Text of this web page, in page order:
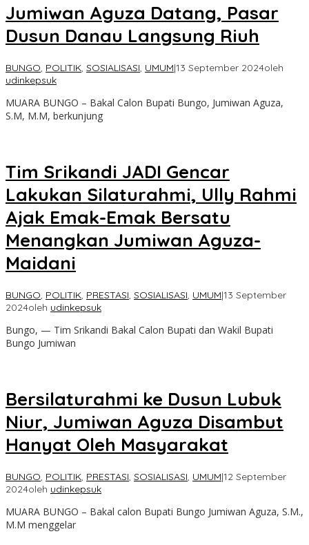
Jumiwan Aguza Datang, Pasar
Dusun Danau Langsung Riuh
BUNGO, POLITIK, SOSIALISASI, UMUM|13 September 2024oleh
udinkepsuk
MUARA BUNGO – Bakal Calon Bupati Bungo, Jumiwan Aguza,
S.M, M.M, berkunjung
Tim Srikandi JADI Gencar
Lakukan Silaturahmi, Ully Rahmi
Ajak Emak-Emak Bersatu
Menangkan Jumiwan Aguza-
Maidani
BUNGO, POLITIK, PRESTASI, SOSIALISASI, UMUM|13 September
2024oleh udinkepsuk
Bungo, — Tim Srikandi Bakal Calon Bupati dan Wakil Bupati
Bungo Jumiwan
Bersilaturahmi ke Dusun Lubuk
Niur, Jumiwan Aguza Disambut
Hanyat Oleh Masyarakat
BUNGO, POLITIK, PRESTASI, SOSIALISASI, UMUM|12 September
2024oleh udinkepsuk
MUARA BUNGO – Bakal calon Bupati Bungo Jumiwan Aguza, S.M.,
M.M menggelar